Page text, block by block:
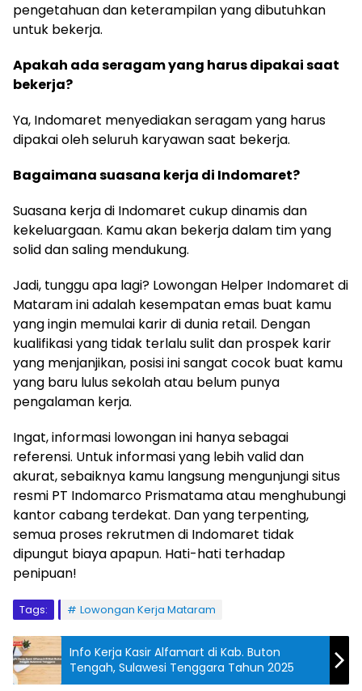
pengetahuan dan keterampilan yang dibutuhkan
untuk bekerja.
Apakah ada seragam yang harus dipakai saat
bekerja?
Ya, Indomaret menyediakan seragam yang harus
dipakai oleh seluruh karyawan saat bekerja.
Bagaimana suasana kerja di Indomaret?
Suasana kerja di Indomaret cukup dinamis dan
kekeluargaan. Kamu akan bekerja dalam tim yang
solid dan saling mendukung.
Jadi, tunggu apa lagi? Lowongan Helper Indomaret di
Mataram ini adalah kesempatan emas buat kamu
yang ingin memulai karir di dunia retail. Dengan
kualifikasi yang tidak terlalu sulit dan prospek karir
yang menjanjikan, posisi ini sangat cocok buat kamu
yang baru lulus sekolah atau belum punya
pengalaman kerja.
Ingat, informasi lowongan ini hanya sebagai
referensi. Untuk informasi yang lebih valid dan
akurat, sebaiknya kamu langsung mengunjungi situs
resmi PT Indomarco Prismatama atau menghubungi
kantor cabang terdekat. Dan yang terpenting,
semua proses rekrutmen di Indomaret tidak
dipungut biaya apapun. Hati-hati terhadap
penipuan!
Tags: Lowongan Kerja Mataram
Info Kerja Kasir Alfamart di Kab. Buton
Tengah, Sulawesi Tenggara Tahun 2025